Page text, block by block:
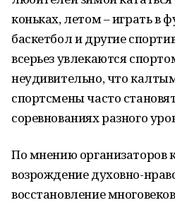
коньках, летом – играть в
баскетбол и другие
всерьез увлекаются
неудивительно, что
спортсмены часто
соревнованиях разного
По мнению организаторов
возрождение духовно-
восстановление